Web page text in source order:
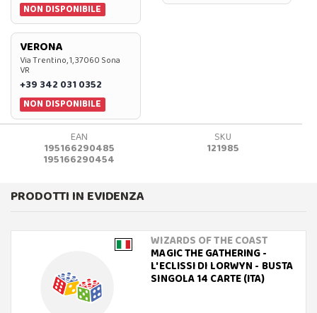
NON DISPONIBILE
VERONA
Via Trentino, 1, 37060 Sona
VR
+39 342 031 0352
NON DISPONIBILE
EAN
195166290485
195166290454
SKU
121985
PRODOTTI IN EVIDENZA
WIZARDS OF THE COAST
MAGIC THE GATHERING -
L'ECLISSI DI LORWYN - BUSTA
SINGOLA 14 CARTE (ITA)